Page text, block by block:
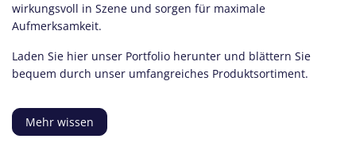
wirkungsvoll in Szene und sorgen für maximale
Aufmerksamkeit.
Laden Sie hier unser Portfolio herunter und blättern Sie
bequem durch unser umfangreiches Produktsortiment.
Mehr wissen